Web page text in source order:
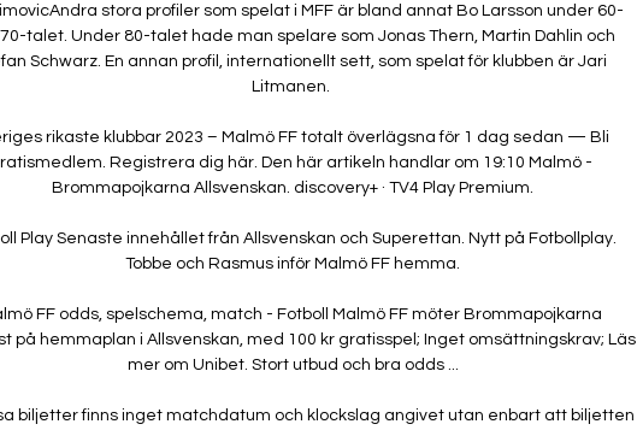
stora profiler som spelat i MFF är bland annat Bo Larsson under 60-
talet. Under 80-talet hade man spelare som Jonas Thern, Martin Dahlin och
Schwarz. En annan profil, internationellt sett, som spelat för klubben är Jari
Litmanen.
rikaste klubbar 2023 – Malmö FF totalt överlägsna för 1 dag sedan — Bli
Registrera dig här. Den här artikeln handlar om 19:10 Malmö -
Brommapojkarna Allsvenskan. discovery+ · TV4 Play Premium.
Play Senaste innehållet från Allsvenskan och Superettan. Nytt på Fotbollplay.
Tobbe och Rasmus inför Malmö FF hemma.
FF odds, spelschema, match - Fotboll Malmö FF möter Brommapojkarna
på hemmaplan i Allsvenskan, med 100 kr gratisspel; Inget omsättningskrav; Läs
mer om Unibet. Stort utbud och bra odds ...
biljetter finns inget matchdatum och klockslag angivet utan enbart att biljetten